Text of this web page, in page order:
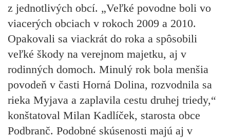
z jednotlivých obcí. „Veľké povodne boli vo
viacerých obciach v rokoch 2009 a 2010.
Opakovali sa viackrát do roka a spôsobili
veľké škody na verejnom majetku, aj v
rodinných domoch. Minulý rok bola menšia
povodeň v časti Horná Dolina, rozvodnila sa
rieka Myjava a zaplavila cestu druhej triedy,“
konštatoval Milan Kadlíček, starosta obce
Podbranč. Podobné skúsenosti majú aj v